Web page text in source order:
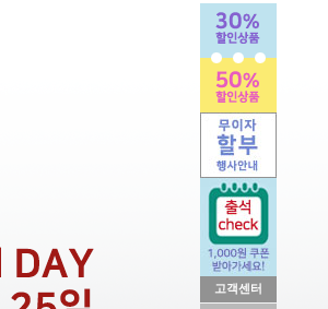
고객센터